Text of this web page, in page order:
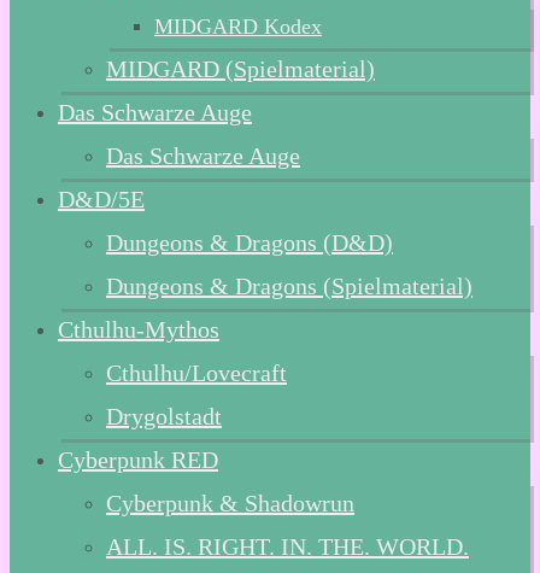
MIDGARD Kodex
MIDGARD (Spielmaterial)
Das Schwarze Auge
Das Schwarze Auge
D&D/5E
Dungeons & Dragons (D&D)
Dungeons & Dragons (Spielmaterial)
Cthulhu-Mythos
Cthulhu/Lovecraft
Drygolstadt
Cyberpunk RED
Cyberpunk & Shadowrun
ALL. IS. RIGHT. IN. THE. WORLD.